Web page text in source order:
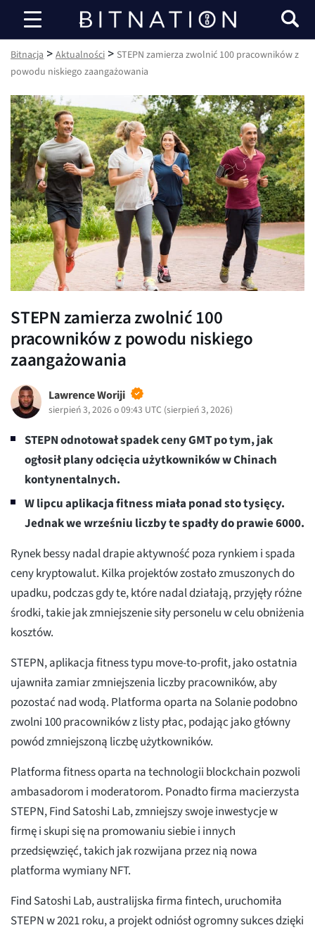
Bitnacja
Bitnacja > Aktualności > STEPN zamierza zwolnić 100 pracowników z
powodu niskiego zaangażowania
STEPN zamierza zwolnić 100
pracowników z powodu niskiego
zaangażowania
Lawrence Woriji
sierpień 3, 2026 o 09:43 UTC (sierpień 3, 2026)
STEPN odnotował spadek ceny GMT po tym, jak
ogłosił plany odcięcia użytkowników w Chinach
kontynentalnych.
W lipcu aplikacja fitness miała ponad sto tysięcy.
Jednak we wrześniu liczby te spadły do prawie 6000.
Rynek bessy nadal drapie aktywność poza rynkiem i spada
ceny kryptowalut. Kilka projektów zostało zmuszonych do
upadku, podczas gdy te, które nadal działają, przyjęły różne
środki, takie jak zmniejszenie siły personelu w celu obniżenia
kosztów.
STEPN, aplikacja fitness typu move-to-profit, jako ostatnia
ujawniła zamiar zmniejszenia liczby pracowników, aby
pozostać nad wodą. Platforma oparta na Solanie podobno
zwolni 100 pracowników z listy płac, podając jako główny
powód zmniejszoną liczbę użytkowników.
Platforma fitness oparta na technologii blockchain pozwoli
ambasadorom i moderatorom. Ponadto firma macierzysta
STEPN, Find Satoshi Lab, zmniejszy swoje inwestycje w
firmę i skupi się na promowaniu siebie i innych
przedsięwzięć, takich jak rozwijana przez nią nowa
platforma wymiany NFT.
Find Satoshi Lab, australijska firma fintech, uruchomiła
STEPN w 2021 roku, a projekt odniósł ogromny sukces dzięki